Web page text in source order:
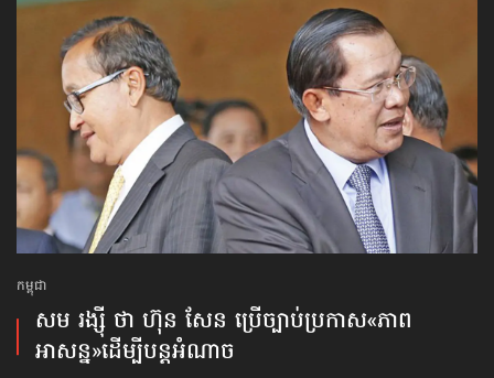
កម្ពុជា
សម រង្ស៊ី ថា ហ៊ុន សែន ប្រើច្បាប់​ប្រកាស«ភាព
អាសន្ន»ដើម្បីបន្តអំណាច